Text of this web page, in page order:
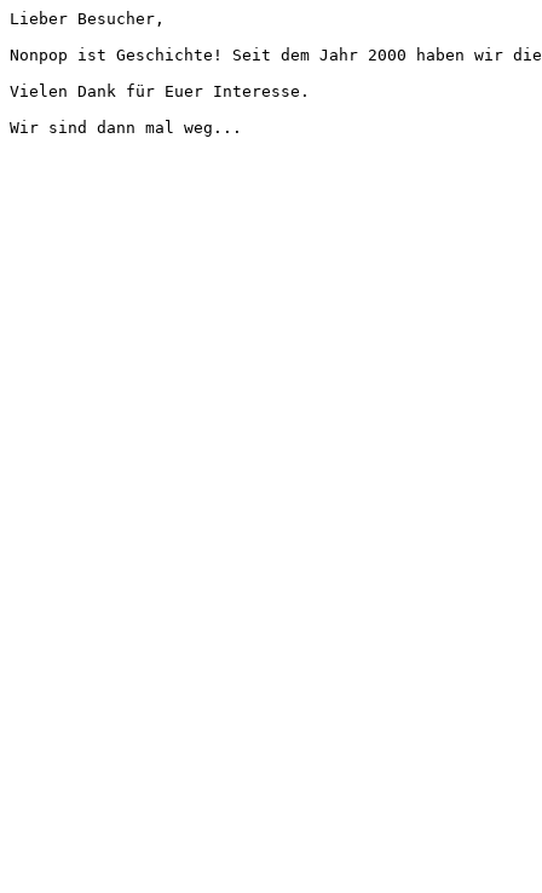
Lieber Besucher,
Nonpop ist Geschichte! Seit dem Jahr 2000 haben wir
Vielen Dank für Euer Interesse.
Wir sind dann mal weg...